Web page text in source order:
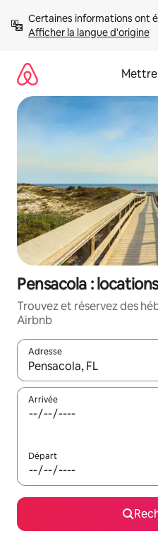
directement
Afficher la langue d'origine
Pensacola :
Trouvez et réservez des
Airbnb
Adresse
Lorsque les résultats
Arrivée
Départ